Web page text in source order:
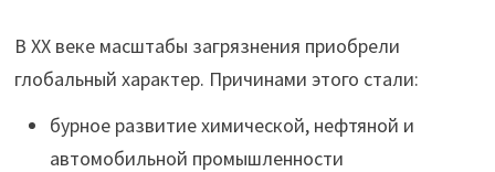
В XX веке масштабы загрязнения приобрели
глобальный характер. Причинами этого стали:
бурное развитие химической, нефтяной и
автомобильной промышленности